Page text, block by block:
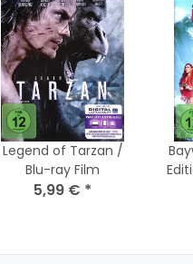
Legend of Tarzan /
Blu-ray Film
5,99 € *